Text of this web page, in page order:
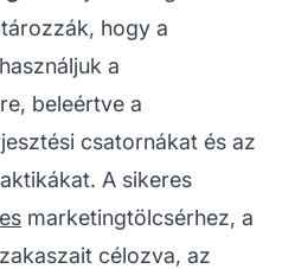
hogy a
a
beleértve a
csatornákat és az
A sikeres
marketingtölcsérhez, a
célozva, az